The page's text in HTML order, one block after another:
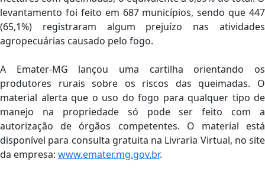
levantamento foi feito em 687 municípios, sendo que 447
(65,1%) registraram algum prejuízo nas atividades
agropecuárias causado pelo fogo.
A Emater-MG lançou uma cartilha orientando os
produtores rurais sobre os riscos das queimadas. O
material alerta que o uso do fogo para qualquer tipo de
manejo na propriedade só pode ser feito com a
autorização de órgãos competentes. O material está
disponível para consulta gratuita na Livraria Virtual, no site
da empresa: www.emater.mg.gov.br.